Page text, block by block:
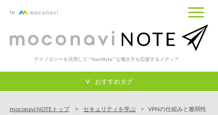
テクノロジーを活用して "YourStyle" な働き方を応援するメディア
by
おすすめタグ
moconavi NOTEトップ セキュリティを学ぶ
VPNの仕組みと脆弱性